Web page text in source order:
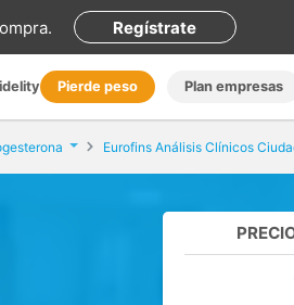
. Regístrate
Pierde peso Plan empresas